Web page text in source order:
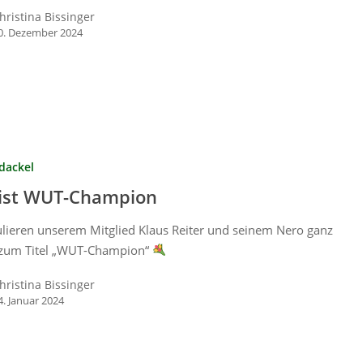
Bissinger
Dezember 2024
WUT-Champion
unserem Mitglied Klaus Reiter und seinem Nero ganz
Titel „WUT-Champion“
Bissinger
Januar 2024